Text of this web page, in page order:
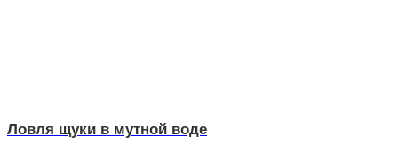
Ловля щуки в мутной воде